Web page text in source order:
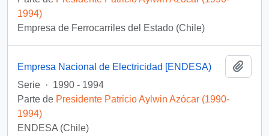
1994)
Empresa de Ferrocarriles del Estado (Chile)
Empresa Nacional de Electricidad [ENDESA)
Serie · 1990 - 1994
Parte de Presidente Patricio Aylwin Azócar (1990-
1994)
ENDESA (Chile)